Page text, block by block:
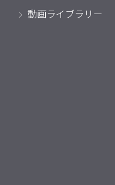
動画ライブラリー